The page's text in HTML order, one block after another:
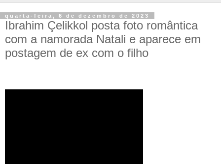
quarta-feira, 6 de dezembro de 2023
Ibrahim Çelikkol posta foto romântica
com a namorada Natali e aparece em
postagem de ex com o filho